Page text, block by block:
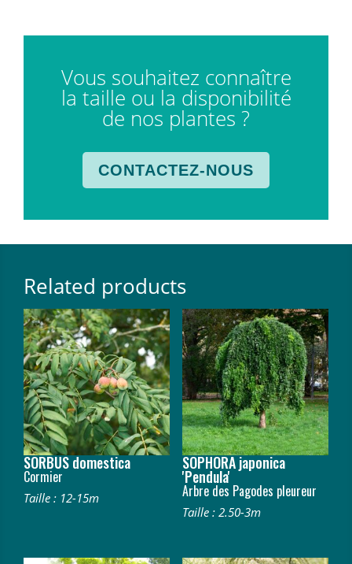
Vous souhaitez connaître
la taille ou la disponibilité
de nos plantes ?
CONTACTEZ-NOUS
Related products
SORBUS domestica
Cormier
Taille : 12-15m
SOPHORA japonica
'Pendula'
Arbre des Pagodes pleureur
Taille : 2.50-3m